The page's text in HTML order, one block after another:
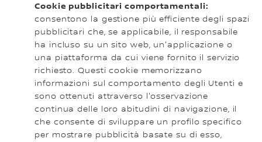
Cookie pubblicitari comportamentali:
consentono la gestione più efficiente degli spazi
pubblicitari che, se applicabile, il responsabile
ha incluso su un sito web, un'applicazione o
una piattaforma da cui viene fornito il servizio
richiesto. Questi cookie memorizzano
informazioni sul comportamento degli Utenti e
sono ottenuti attraverso l'osservazione
continua delle loro abitudini di navigazione, il
che consente di sviluppare un profilo specifico
per mostrare pubblicità basate su di esso,